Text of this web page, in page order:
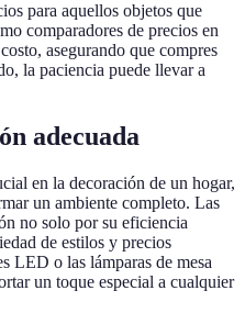
para aquellos objetos que
comparadores de precios en
asegurando que compres
la paciencia puede llevar a
adecuada
en la decoración de un hogar,
un ambiente completo. Las
no solo por su eficiencia
de estilos y precios
LED o las lámparas de mesa
un toque especial a cualquier